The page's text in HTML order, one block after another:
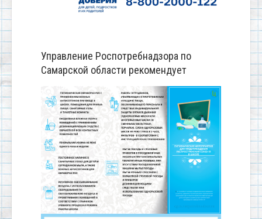
Управление Роспотребнадзора по
Самарской области рекомендует